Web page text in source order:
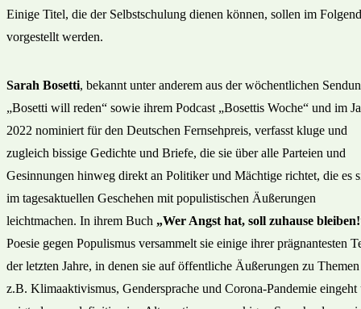
Einige Titel, die der Selbstschulung dienen können, sollen im
vorgestellt werden.
Sarah Bosetti, bekannt unter anderem aus der wöchentlichen
„Bosetti will reden“ sowie ihrem Podcast „Bosettis Woche“ und im
2022 nominiert für den Deutschen Fernsehpreis, verfasst kluge und
zugleich bissige Gedichte und Briefe, die sie über alle Parteien und
Gesinnungen hinweg direkt an Politiker und Mächtige richtet, die es
im tagesaktuellen Geschehen mit populistischen Äußerungen
leichtmachen. In ihrem Buch „Wer Angst hat, soll zuhause
Poesie gegen Populismus versammelt sie einige ihrer prägnantesten
der letzten Jahre, in denen sie auf öffentliche Äußerungen zu
z.B. Klimaaktivismus, Gendersprache und Corona-Pandemie eingeht